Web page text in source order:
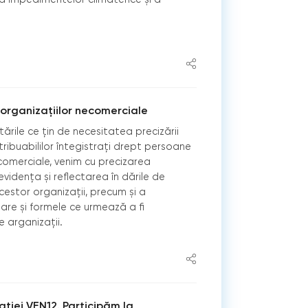
necomerciale
ce țin de necesitatea precizării
întegistrați drept persoane
venim cu precizarea
și reflectarea în dările de
organizații, precum și a
și formele ce urmează a fi
arganizații.